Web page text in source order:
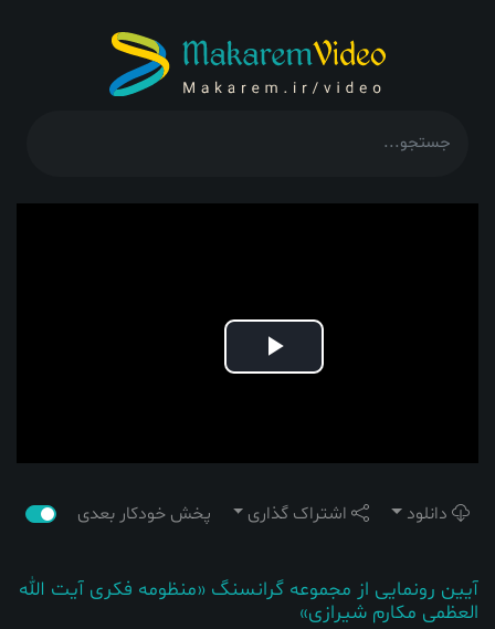
Play
دانلود اشتراک گذاری پخش خودکار بعدی
آیین رونمایی از مجموعه گرانسنگ «منظومه فکری آیت الله
العظمی مکارم شیرازی»